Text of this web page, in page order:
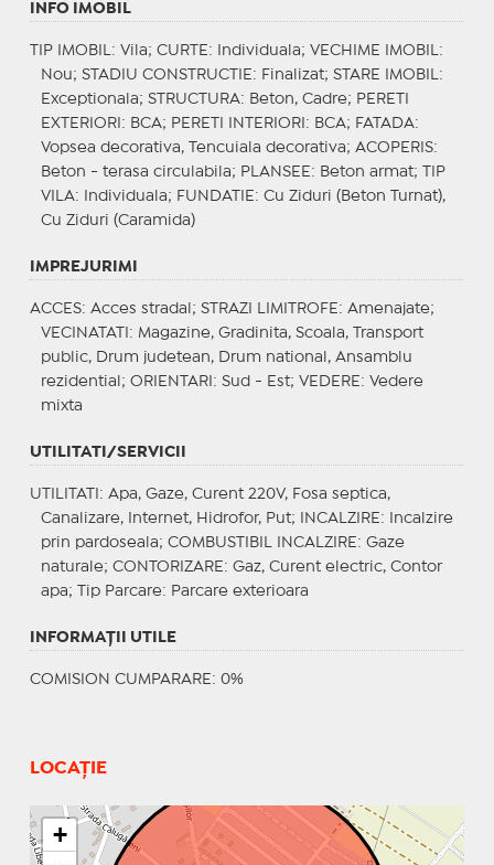
INFO IMOBIL
TIP IMOBIL : Vila; CURTE : Individuala; VECHIME IMOBIL :
Nou; STADIU CONSTRUCTIE : Finalizat; STARE IMOBIL :
Exceptionala; STRUCTURA: Beton, Cadre; PERETI
EXTERIORI : BCA; PERETI INTERIORI : BCA; FATADA:
Vopsea decorativa, Tencuiala decorativa; ACOPERIS:
Beton - terasa circulabila; PLANSEE : Beton armat;
TIP
VILA: Individuala; FUNDATIE : Cu Ziduri (Beton Turnat),
Cu Ziduri (Caramida)
IMPREJURIMI
ACCES: Acces stradal; STRAZI LIMITROFE : Amenajate;
VECINATATI : Magazine, Gradinita, Scoala, Transport
public, Drum judetean, Drum national, Ansamblu
rezidential; ORIENTARI : Sud - Est; VEDERE : Vedere
mixta
UTILITATI/SERVICII
UTILITATI : Apa, Gaze, Curent 220V, Fosa septica,
Canalizare, Internet, Hidrofor, Put;
INCALZIRE : Incalzire
prin pardoseala; COMBUSTIBIL INCALZIRE : Gaze
naturale; CONTORIZARE : Gaz, Curent electric, Contor
apa;
Tip Parcare: Parcare exterioara
INFORMAŢII UTILE
COMISION CUMPARARE: 0%
LOCAȚIE
+